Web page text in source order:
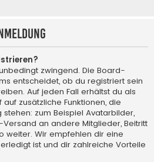
zwingend. Die Board-
entscheidet, ob du registriert sein
Auf jeden Fall erhältst du als
zusätzliche Funktionen, die
zum Beispiel Avatarbilder,
Versand an andere Mitglieder, Beitritt
weiter. Wir empfehlen dir eine
ist und dir zahlreiche Vorteile